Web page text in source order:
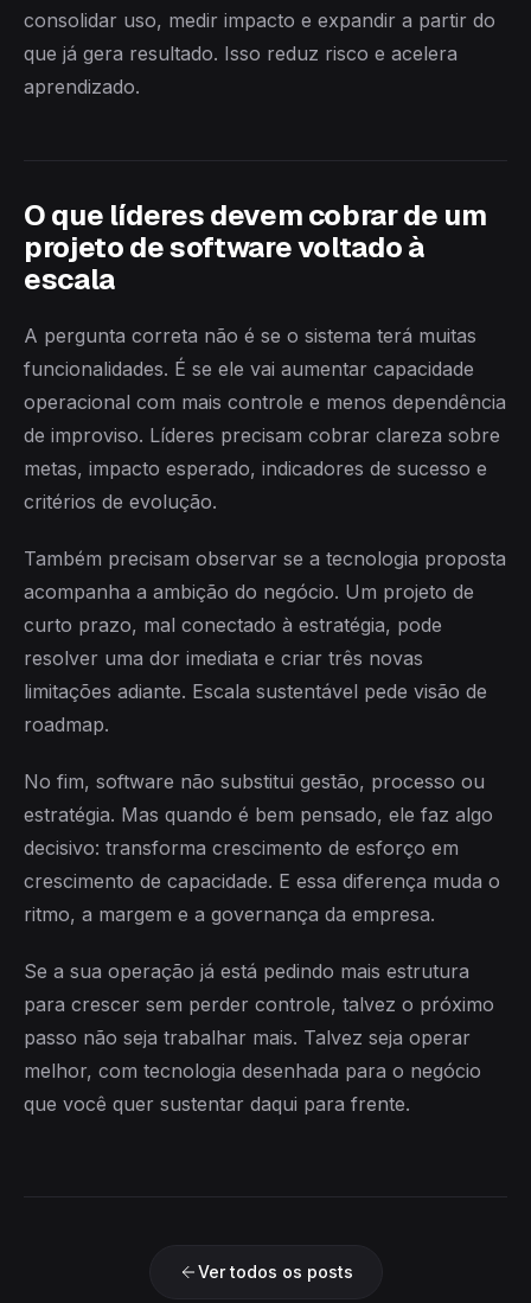
consolidar uso, medir impacto e expandir a partir do
que já gera resultado. Isso reduz risco e acelera
aprendizado.
O que líderes devem cobrar de um
projeto de software voltado à
escala
A pergunta correta não é se o sistema terá muitas
funcionalidades. É se ele vai aumentar capacidade
operacional com mais controle e menos dependência
de improviso. Líderes precisam cobrar clareza sobre
metas, impacto esperado, indicadores de sucesso e
critérios de evolução.
Também precisam observar se a tecnologia proposta
acompanha a ambição do negócio. Um projeto de
curto prazo, mal conectado à estratégia, pode
resolver uma dor imediata e criar três novas
limitações adiante. Escala sustentável pede visão de
roadmap.
No fim, software não substitui gestão, processo ou
estratégia. Mas quando é bem pensado, ele faz algo
decisivo: transforma crescimento de esforço em
crescimento de capacidade. E essa diferença muda o
ritmo, a margem e a governança da empresa.
Se a sua operação já está pedindo mais estrutura
para crescer sem perder controle, talvez o próximo
passo não seja trabalhar mais. Talvez seja operar
melhor, com tecnologia desenhada para o negócio
que você quer sustentar daqui para frente.
Ver todos os posts